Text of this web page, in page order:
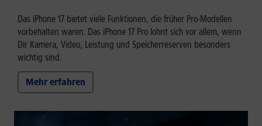
Das iPhone 17 bietet viele Funktionen, die früher Pro-Modellen
vorbehalten waren. Das iPhone 17 Pro lohnt sich vor allem, wenn
Dir Kamera, Video, Leistung und Speicherreserven besonders
wichtig sind.
Mehr erfahren